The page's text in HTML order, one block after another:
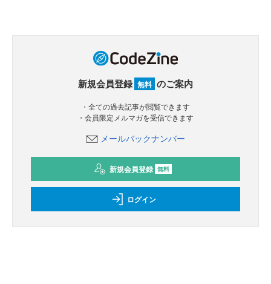
新規会員登録 無料 のご案内
・全ての過去記事が閲覧できます
・会員限定メルマガを受信できます
メールバックナンバー
新規会員登録 無料
ログイン